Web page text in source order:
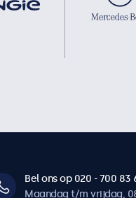
Bel ons op 020 - 700 83
Maandag t/m vrijdag,